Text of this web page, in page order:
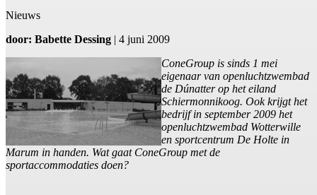
Nieuws
door: Babette Dessing | 4 juni 2009
ConeGroup is sinds 1 mei
eigenaar van openluchtzwembad
de Dúnatter op het eiland
Schiermonnikoog. Ook krijgt het
bedrijf in september 2009 het
openluchtzwembad Wotterwille
en sportcentrum De Holte in
Marum in handen. Wat gaat ConeGroup met de
sportaccommodaties doen?